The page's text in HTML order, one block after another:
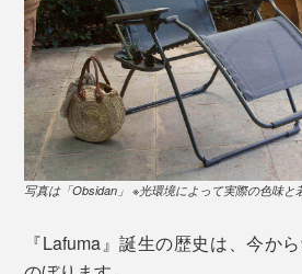
※写真は廃盤カラーです。現行品のフレームは、す
※写真は廃盤カラーです。現行品のフレームは、す
す。
リビング、サンルーム、書斎、ベ
つろぎたい場所へ持ち運べるのは
ろ。
リクライニングチェアの広げ方、
写真は「Obsidan」 ※光環境によって実際の色味と
『Lafuma』誕生の歴史は、今か